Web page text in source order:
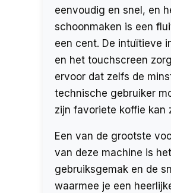
eenvoudig en snel, en
schoonmaken is een
een cent. De intuïtieve
en het touchscreen
ervoor dat zelfs de
technische gebruiker
zijn favoriete koffie kan
Een van de grootste
van deze machine is het
gebruiksgemak en de
waarmee je een